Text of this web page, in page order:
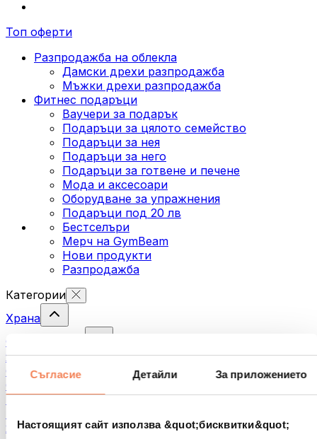
Съгласие Детайли За приложението
Настоящият сайт използва &quot;бисквитки&quot;
Топ оферти
Разпродажба на облекла
Дамски дрехи разпродажба
Мъжки дрехи разпродажба
Фитнес подаръци
Ваучери за подарък
Подаръци за цялото семейство
Подаръци за нея
Подаръци за него
Подаръци за готвене и печене
Мода и аксесоари
Оборудване за упражнения
Подаръци под 20 лв
Бестселъри
Мерч на GymBeam
Нови продукти
Разпродажба
Категории
Храна
Фитнес храна
Ядки
Семена
Спредове и кремове за мазане
Риба
Яйца